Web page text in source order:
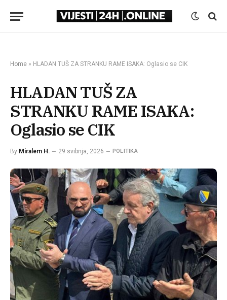
Home » HLADAN TUŠ ZA STRANKU RAME ISAKA: Oglasio se CIK
HLADAN TUŠ ZA
STRANKU RAME ISAKA:
Oglasio se CIK
By Miralem H. 29 svibnja, 2026 POLITIKA